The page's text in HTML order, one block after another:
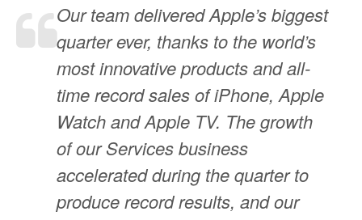
Our team delivered Apple’s biggest
quarter ever, thanks to the world’s
most innovative products and all-
time record sales of iPhone, Apple
Watch and Apple TV. The growth
of our Services business
accelerated during the quarter to
produce record results, and our